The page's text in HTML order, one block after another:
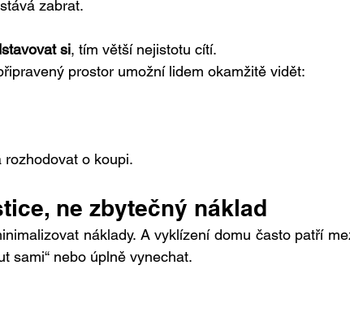
zabrat.
si, tím větší nejistotu cítí.
prostor umožní lidem okamžitě vidět:
o koupi.
ne zbytečný náklad
náklady. A vyklízení domu často patří
sami“ nebo úplně vynechat.